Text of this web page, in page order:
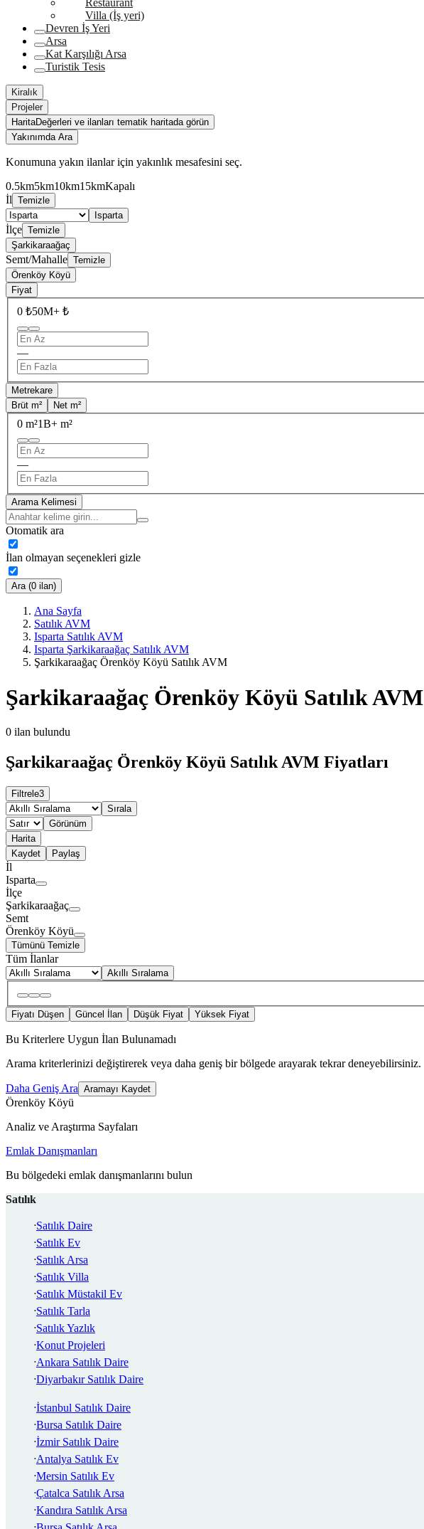
Restaurant
Villa (İş yeri)
Devren İş Yeri
Arsa
Kat Karşılığı Arsa
Turistik Tesis
Kiralık
Projeler
HaritaDeğerleri ve ilanları tematik haritada görün
Yakınımda Ara
Konumuna yakın ilanlar için yakınlık mesafesini seç.
0.5km5km10km15kmKapalı
İl Temizle
Isparta
İlçe Temizle
Şarkikaraağaç
Semt/Mahalle Temizle
Örenköy Köyü
Fiyat
0 ₺50M+ ₺
—
Metrekare
Brüt m²
Net m²
0 m²1B+ m²
—
Arama Kelimesi
Otomatik ara
İlan olmayan seçenekleri gizle
Ara (0 ilan)
Ana Sayfa
Satılık AVM
Isparta Satılık AVM
Isparta Şarkikaraağaç Satılık AVM
Şarkikaraağaç Örenköy Köyü Satılık AVM
Şarkikaraağaç Örenköy Köyü Satılık AVM
0 ilan bulundu
Şarkikaraağaç Örenköy Köyü Satılık AVM Fiyatları
Filtrele3
Sırala
Görünüm
Harita
Kaydet
Paylaş
İl
Isparta
İlçe
Şarkikaraağaç
Semt
Örenköy Köyü
Tümünü Temizle
Tüm İlanlar
Akıllı Sıralama
Fiyatı Düşen Güncel İlan Düşük Fiyat Yüksek Fiyat
Bu Kriterlere Uygun İlan Bulunamadı
Arama kriterlerinizi değiştirerek veya daha geniş bir bölgede arayarak tekrar deneyebilirsiniz.
Daha Geniş Ara Aramayı Kaydet
Örenköy Köyü
Analiz ve Araştırma Sayfaları
Emlak Danışmanları
Bu bölgedeki emlak danışmanlarını bulun
Satılık
Satılık Daire
Satılık Ev
Satılık Arsa
Satılık Villa
Satılık Müstakil Ev
Satılık Tarla
Satılık Yazlık
Konut Projeleri
Ankara Satılık Daire
Diyarbakır Satılık Daire
İstanbul Satılık Daire
Bursa Satılık Daire
İzmir Satılık Daire
Antalya Satılık Ev
Mersin Satılık Ev
Çatalca Satılık Arsa
Kandıra Satılık Arsa